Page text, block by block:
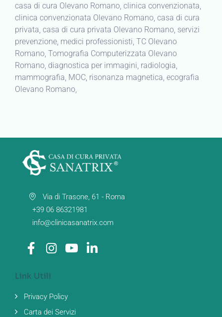
casa di cura Olevano Romano, clinica convenzionata,
clinica convenzionata Olevano Romano, casa di cura
privata, casa di cura privata Olevano Romano, servizi
prevenzione, medici professionisti, TC Olevano
Romano, Tomografia Computerizzata Olevano
Romano, diagnostica per immagini, radiologia,
mammografia, MOC, risonanza magnetica, ecografia
Olevano Romano,
Via di Trasone, 61 - Roma
+39 06 86321981
info@clinicasanatrix.com
Link Utili
Privacy Policy
Carta dei Servizi